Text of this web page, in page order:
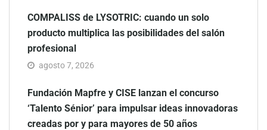
COMPALISS de LYSOTRIC: cuando un solo
producto multiplica las posibilidades del salón
profesional
agosto 7, 2026
Fundación Mapfre y CISE lanzan el concurso
‘Talento Sénior’ para impulsar ideas innovadoras
creadas por y para mayores de 50 años